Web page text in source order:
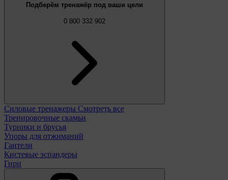
Подберём тренажёр под ваши цели
0 800 332 902
Силовые тренажеры Смотреть все
Тренировочные скамьи
Турники и брусья
Упоры для отжиманий
Гантели
Кистевые эспандеры
Гири